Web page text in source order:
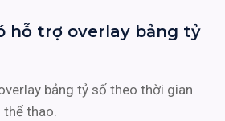
hỗ trợ overlay bảng tỷ
bảng tỷ số theo thời gian
thao.